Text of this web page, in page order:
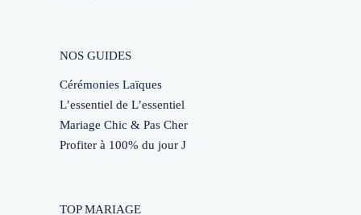
NOS GUIDES
Cérémonies Laïques
L’essentiel de L’essentiel
Mariage Chic & Pas Cher
Profiter à 100% du jour J
TOP MARIAGE